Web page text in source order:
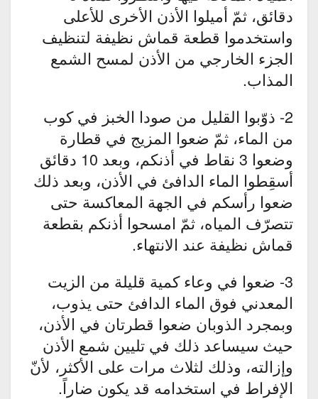
دقائق، ثمّ أميلوا الأذن الأخرى للأعلى
واستخدموا قطعة قماش نظيفة لتنظيف
الجزء الخارجي من الأذن لمسح الشمع
المذاب.
2- ذوّبوا القليل من صودا الخبز في كوب
من الماء، ثمّ ضعوا المزيج في قطارة
وضعوا 3 نقاط في أذنكم، وبعد 10 دقائق
أسقِطوا الماء الدافئ في الأذن، وبعد ذلك
ضعوا رأسكم في الجهة المعاكسة حتى
تتصرّف المياه، ثمّ امسحوا أذنكم بقطعة
قماش نظيفة عند الانتهاء.
3- ضعوا في وعاء كمية قليلة من الزيت
المعدني فوق الماء الدافئ حتى يذوب،
وبمجرد الذوبان ضعوا قطرتان في الأذن،
حيث سيساعد ذلك في تليين شمع الأذن
وإزالته، وذلك لثلاث مرات على الأكثر، لأنّ
الإفراط في استخدامه قد يكون ضاراً.